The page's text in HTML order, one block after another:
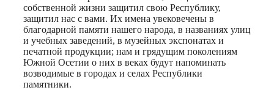
собственной жизни защитил свою Республику,
защитил нас с вами. Их имена увековечены в
благодарной памяти нашего народа, в названиях улиц
и учебных заведений, в музейных экспонатах и
печатной продукции; нам и грядущим поколениям
Южной Осетии о них в веках будут напоминать
возводимые в городах и селах Республики
памятники.